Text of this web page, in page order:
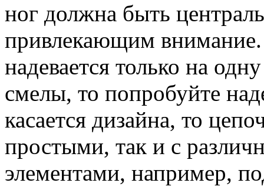
ног должна быть
привлекающим
надевается только на
смелы, то попробуйте
касается дизайна, то
простыми, так и с
элементами, например,